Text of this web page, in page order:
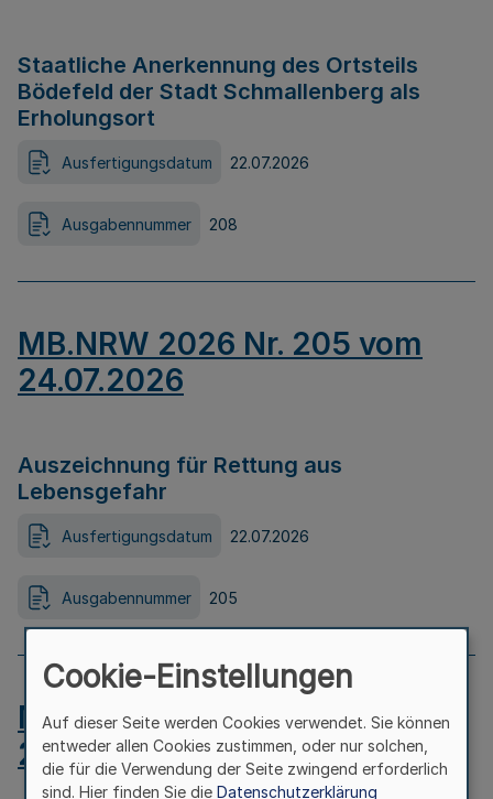
Staatliche Anerkennung des Ortsteils
Bödefeld der Stadt Schmallenberg als
Erholungsort
Ausfertigungsdatum 22.07.2026
Ausgabennummer 208
MB.NRW 2026 Nr. 205 vom
24.07.2026
Auszeichnung für Rettung aus
Lebensgefahr
Ausfertigungsdatum 22.07.2026
Ausgabennummer 205
MB.NRW 2026 Nr. 204 vom
24.07.2026
Cookie-Einstellungen
Auf dieser Seite werden Cookies verwendet. Sie können
entweder allen Cookies zustimmen, oder nur solchen,
die für die Verwendung der Seite zwingend erforderlich
sind. Hier finden Sie die Datenschutzerklärung